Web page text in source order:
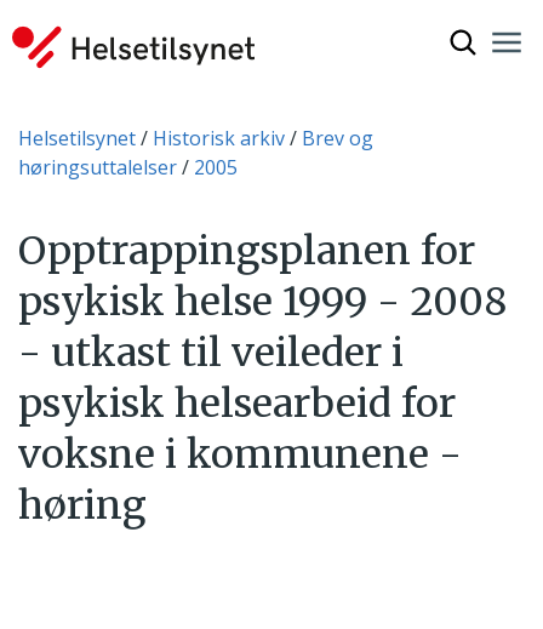
Du er her:
Helsetilsynet Historisk arkiv
Brev og
høringsuttalelser
2005
Opptrappingsplanen for
psykisk helse 1999 - 2008
- utkast til veileder i
psykisk helsearbeid for
voksne i kommunene -
høring